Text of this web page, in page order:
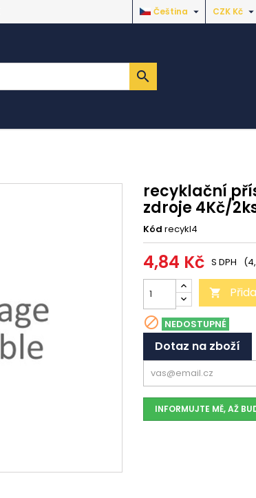
CZK Kč 
Čeština 

recyklační
zdroje 4Kč/
Kód recykl4
4,84 Kč S DPH

 NEDOSTUPNÉ
Dotaz na zboží
INFORMUJTE MĚ, AŽ